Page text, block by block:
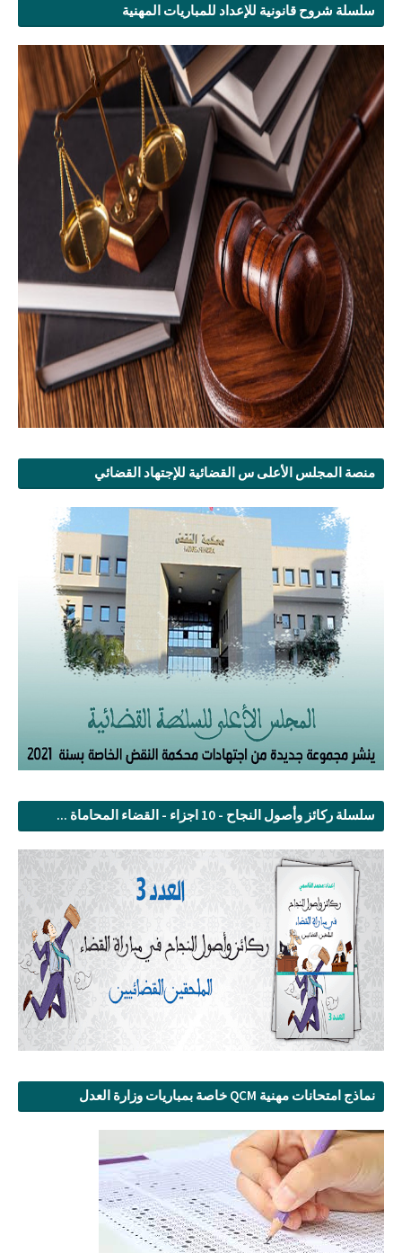
سلسلة شروح قانونية للإعداد للمباريات المهنية
منصة المجلس الأعلى س القضائية للإجتهاد القضائي
سلسلة ركائز وأصول النجاح - 10 اجزاء - القضاء المحاماة ...
نماذج امتحانات مهنية QCM خاصة بمباريات وزارة العدل